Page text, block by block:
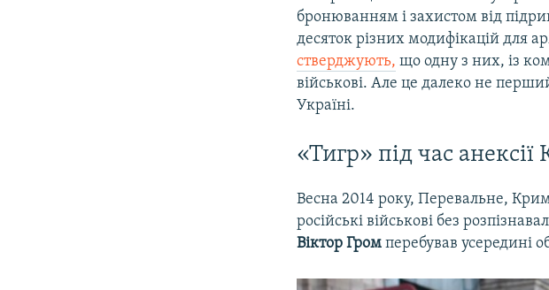
бронюванням і захистом від
десяток різних модифікацій для
стверджують, що одну з них, із
військові. Але це далеко не
Україні.
«Тигр» під час
Весна 2014 року, Перевальне,
російські військові без
Віктор Гром перебував усередині